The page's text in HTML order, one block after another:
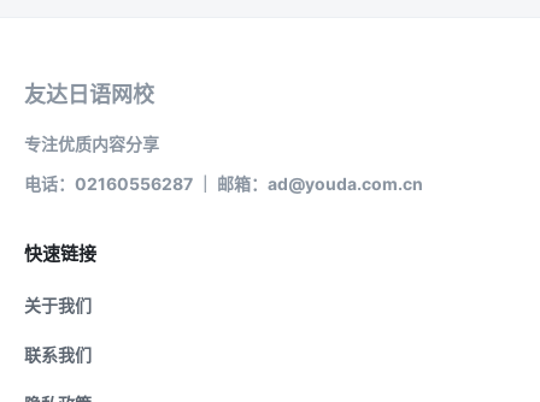
友达日语网校
专注优质内容分享
电话：02160556287 ｜ 邮箱：ad@youda.com.cn
快速链接
关于我们
联系我们